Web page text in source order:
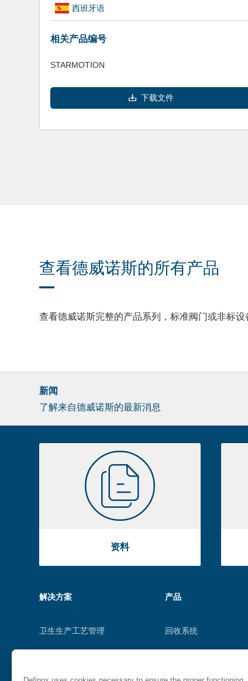
西班牙语
相关产品编号
STARMOTION
下载文件
查看德威诺斯的所有产品
查看德威诺斯完整的产品系列，标准阀门或非标设
新闻
了解来自德威诺斯的最新消息Newsletter
Pre
footer
资料
料
Menu
解决方案
卫生生产工艺管理
产品
回收系统